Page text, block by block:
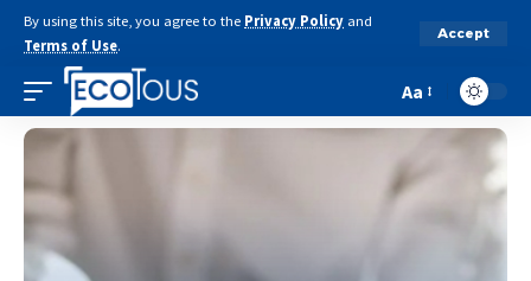
By using this site, you agree to the Privacy Policy and
Terms of Use.
Accept
Aa